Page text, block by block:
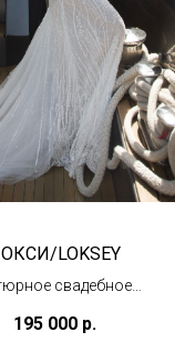
LOKSEY
свадебное
(под заказ)
195 000 р.